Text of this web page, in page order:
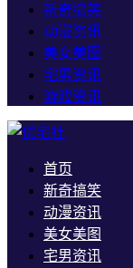
新奇搞笑
动漫资讯
美女美图
宅男资讯
游戏资讯
首页
新奇搞笑
动漫资讯
美女美图
宅男资讯